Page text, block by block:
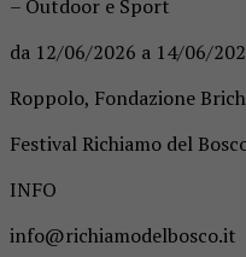
– Outdoor e Sport
da 12/06/2026 a 14/06/
Roppolo, Fondazione
Festival Richiamo del
INFO
info@richiamodelbosco.it